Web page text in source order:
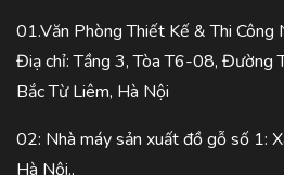
01.Văn Phòng Thiết Kế & Thi Công
Điạ chỉ: Tầng 3, Tòa T6-08, Đường
Bắc Từ Liêm, Hà Nội
02: Nhà máy sản xuất đồ gỗ số 1:
Hà Nội..